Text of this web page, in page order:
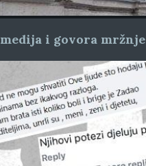
i govora mržnje